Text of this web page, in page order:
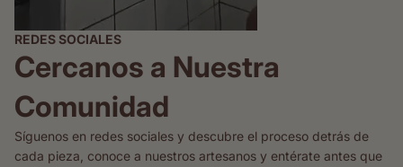
REDES SOCIALES
Cercanos a Nuestra
Comunidad
Síguenos en redes sociales y descubre el proceso detrás de
cada pieza, conoce a nuestros artesanos y entérate antes que